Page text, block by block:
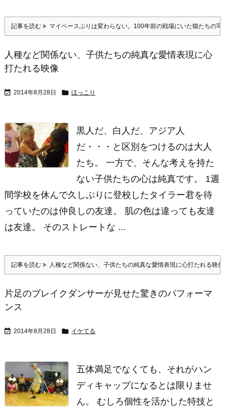
記事を読む マイペースぶりは変わらない。100年前の戦場にいた猫たちの写
人種など関係ない、子供たちの純真な愛情表現に心
打たれる映像
 2014年8月28日  ほっこり
黒人だ、白人だ、アジア人
だ・・・と区別をつけるのは大人
たち。 一方で、そんな考えを持た
ない子供たちの心は純真です。 1週
間学校を休んで久しぶりに登校したタイラー君を待
っていたのは仲良しの友達。 肌の色は違っても友達
は友達。 そのストレートな ...
記事を読む 人種など関係ない、子供たちの純真な愛情表現に心打たれる映像
片足のブレイクダンサーが見せた驚きのパフォーマ
ンス
 2014年8月28日  イケてる
五体満足でなくても、それがハン
ディキャップになるとは限りませ
ん。 むしろ個性を活かした特技と